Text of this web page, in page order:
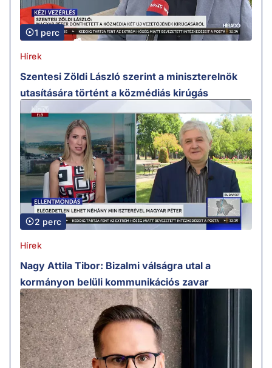
1 perc
Hírek
Szentesi Zöldi László szerint a miniszterelnök
utasítására történt a közmédiás kirúgás
2 perc
Hírek
Nagy Attila Tibor: Bizalmi válságra utal a
kormányon belüli kommunikációs zavar